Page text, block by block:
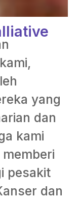
yang
dan
kami
pesakit
dan